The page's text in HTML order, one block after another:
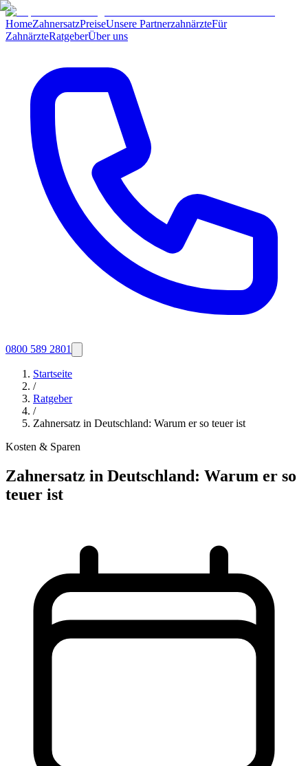
HomeZahnersatzPreiseUnsere PartnerzahnärzteFür
ZahnärzteRatgeberÜber uns
0800 589 2801
Startseite
/
Ratgeber
/
Zahnersatz in Deutschland: Warum er so teuer ist
Kosten & Sparen
Zahnersatz in Deutschland: Warum er so
teuer ist